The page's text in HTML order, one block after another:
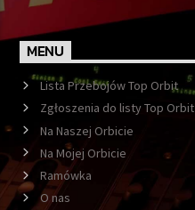
MENU
Lista Przebojów Top Orbit
Zgłoszenia do listy Top Orbit
Na Naszej Orbicie
Na Mojej Orbicie
Ramówka
O nas